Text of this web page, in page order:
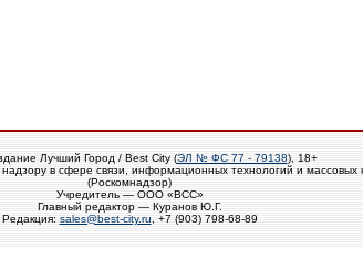
Лучший Город / Best City (ЭЛ № ФС 77 - 79138), 18+
в сфере связи, информационных технологий и массовых
(Роскомнадзор)
Учредитель — ООО «ВСС»
Главный редактор — Куранов Ю.Г.
Редакция: sales@best-city.ru , +7 (903) 798-68-89